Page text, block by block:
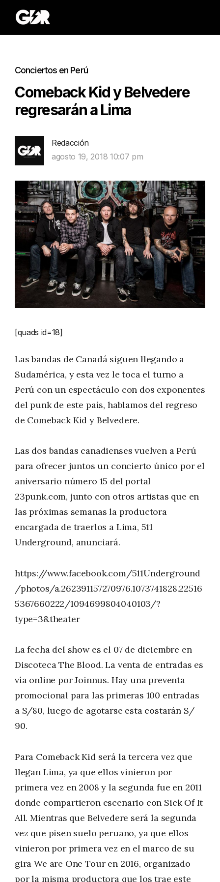
Conciertos en Perú
Comeback Kid y Belvedere
regresarán a Lima
Redacción
agosto 19, 2018 10:07 pm
[quads id=18]
Las bandas de Canadá siguen llegando a
Sudamérica, y esta vez le toca el turno a
Perú con un espectáculo con dos exponentes
del punk de este país, hablamos del regreso
de Comeback Kid y Belvedere.
Las dos bandas canadienses vuelven a Perú
para ofrecer juntos un concierto único por el
aniversario número 15 del portal
23punk.com, junto con otros artistas que en
las próximas semanas la productora
encargada de traerlos a Lima, 511
Underground, anunciará.
https://www.facebook.com/511Underground
/photos/a.262391157270976.1073741828.22516
5367660222/1094699804040103/?
type=3&theater
La fecha del show es el 07 de diciembre en
Discoteca The Blood. La venta de entradas es
vía online por Joinnus. Hay una preventa
promocional para las primeras 100 entradas
a S/80, luego de agotarse esta costarán S/
90.
Para Comeback Kid será la tercera vez que
llegan Lima, ya que ellos vinieron por
primera vez en 2008 y la segunda fue en 2011
donde compartieron escenario con Sick Of It
All. Mientras que Belvedere será la segunda
vez que pisen suelo peruano, ya que ellos
vinieron por primera vez en el marco de su
gira We are One Tour en 2016, organizado
por la misma productora que los trae este